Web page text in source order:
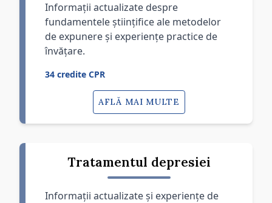
Informații actualizate despre
fundamentele științifice ale metodelor
de expunere și experiențe practice de
învățare.
34 credite CPR
AFLĂ MAI MULTE
Tratamentul depresiei
Informații actualizate și experiențe de